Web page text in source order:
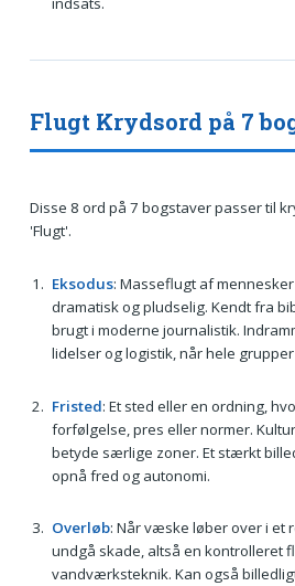
Flugt Krydsord på 7
Disse 8 ord på 7 bogstaver passer til
'Flugt'.
Eksodus: Masseflugt af
dramatisk og pludselig. Kendt fra
brugt i moderne journalistik.
lidelser og logistik, når hele
Fristed: Et sted eller en ordning,
forfølgelse, pres eller normer.
betyde særlige zoner. Et stærkt
opnå fred og autonomi.
Overløb: Når væske løber over i et
undgå skade, altså en kontrolleret
vandværksteknik. Kan også